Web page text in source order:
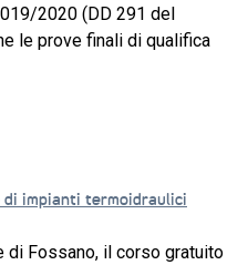
2020 (DD 291 del
le prove finali di qualifica
impianti termoidraulici
di Fossano, il corso gratuito